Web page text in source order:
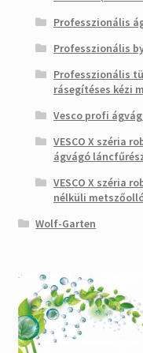
Professzionális
Professzionális
Professzionális
rásegítéses kézi
Vesco profi
VESCO X széria
ágvágó
VESCO X széria
nélküli
Wolf-Garten